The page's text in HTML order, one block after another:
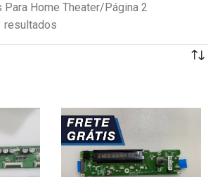
Home Theater Página 2
resultados